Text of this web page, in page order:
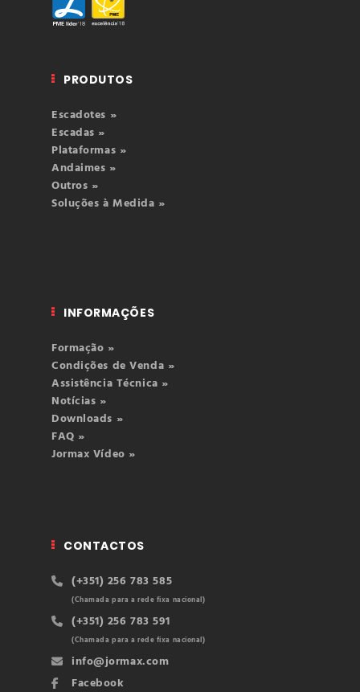
PRODUTOS
Escadotes »
Escadas »
Plataformas »
Andaimes »
Outros »
Soluções à Medida »
INFORMAÇÕES
Formação »
Condições de Venda »
Assistência Técnica »
Notícias »
Downloads »
FAQ »
Jormax Vídeo »
CONTACTOS
(+351) 256 783 585
(Chamada para a rede fixa nacional)
(+351) 256 783 591
(Chamada para a rede fixa nacional)
info@jormax.com
Facebook